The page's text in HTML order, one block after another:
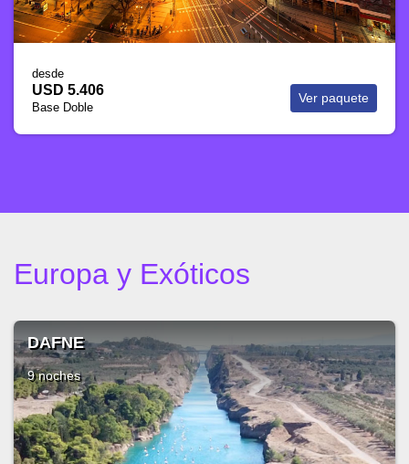
desde
USD 5.815
Base Doble
Ver paquete
Europa y Exóticos
DESCUBRA EL BÁLTICO
9 noches